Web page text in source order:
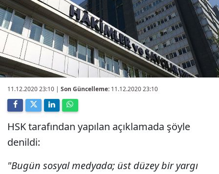
11.12.2020 23:10 | Son Güncelleme: 11.12.2020 23:10
HSK tarafından yapılan açıklamada şöyle
denildi:
"Bugün sosyal medyada; üst düzey bir yargı